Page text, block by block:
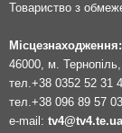
Товариство з
Місцезнаходження:
46000, м.
тел.+38 0352 52 31
тел.+38 096 89 57
e-mail: tv4@tv4.te.ua